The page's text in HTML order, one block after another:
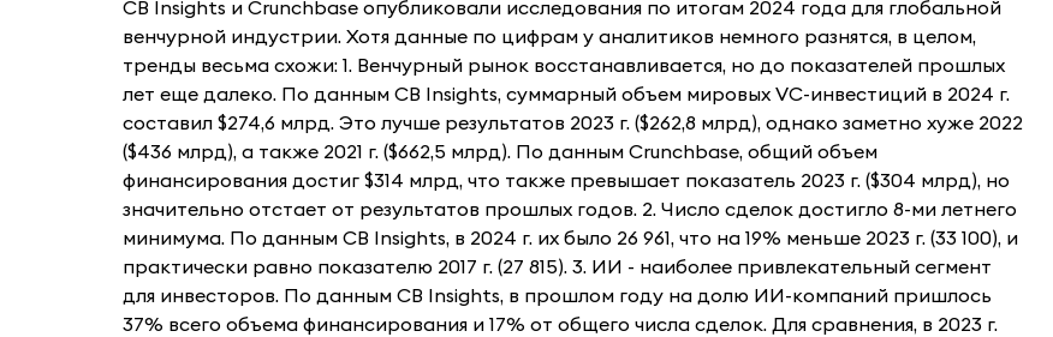
CB Insights и Crunchbase опубликовали исследования по итогам 2024 года для глобальной
венчурной индустрии. Хотя данные по цифрам у аналитиков немного разнятся, в целом,
тренды весьма схожи: 1. Венчурный рынок восстанавливается, но до показателей прошлых
лет еще далеко. По данным CB Insights, суммарный объем мировых VC-инвестиций в 2024 г.
составил $274,6 млрд. Это лучше результатов 2023 г. ($262,8 млрд), однако заметно хуже 2022
($436 млрд), а также 2021 г. ($662,5 млрд). По данным Crunchbase, общий объем
финансирования достиг $314 млрд, что также превышает показатель 2023 г. ($304 млрд), но
значительно отстает от результатов прошлых годов. 2. Число сделок достигло 8-ми летнего
минимума. По данным CB Insights, в 2024 г. их было 26 961, что на 19% меньше 2023 г. (33 100), и
практически равно показателю 2017 г. (27 815). 3. ИИ - наиболее привлекательный сегмент
для инвесторов. По данным CB Insights, в прошлом году на долю ИИ-компаний пришлось
37% всего объема финансирования и 17% от общего числа сделок. Для сравнения, в 2023 г.